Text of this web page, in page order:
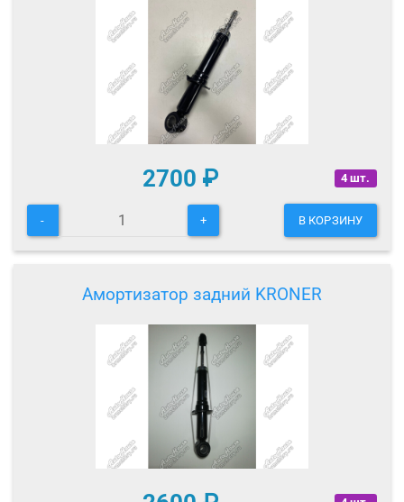
4 шт.
2700 ₽
- + В КОРЗИНУ
Амортизатор задний KRONER